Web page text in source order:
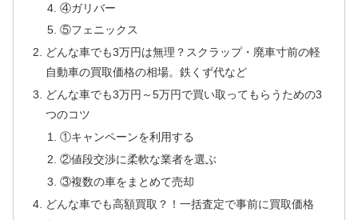
④ガリバー
⑤フェニックス
どんな車でも3万円は無理？スクラップ・廃車寸前の軽
自動車の買取価格の相場。鉄くず代など
どんな車でも3万円～5万円で買い取ってもらうための3
つのコツ
①キャンペーンを利用する
②値段交渉に柔軟な業者を選ぶ
③複数の車をまとめて売却
どんな車でも高額買取？！一括査定で事前に買取価格